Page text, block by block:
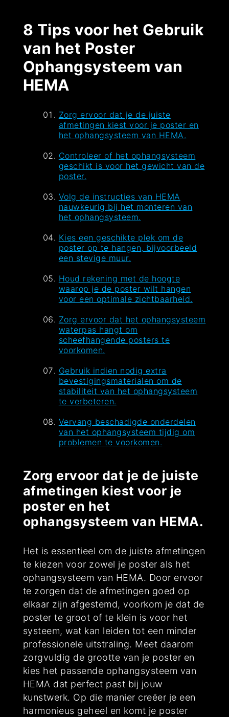
8 Tips voor het Gebruik
van het Poster
Ophangsysteem van
HEMA
Zorg ervoor dat je de juiste
afmetingen kiest voor je poster en
het ophangsysteem van HEMA.
Controleer of het ophangsysteem
geschikt is voor het gewicht van de
poster.
Volg de instructies van HEMA
nauwkeurig bij het monteren van
het ophangsysteem.
Kies een geschikte plek om de
poster op te hangen, bijvoorbeeld
een stevige muur.
Houd rekening met de hoogte
waarop je de poster wilt hangen
voor een optimale zichtbaarheid.
Zorg ervoor dat het ophangsysteem
waterpas hangt om
scheefhangende posters te
voorkomen.
Gebruik indien nodig extra
bevestigingsmaterialen om de
stabiliteit van het ophangsysteem
te verbeteren.
Vervang beschadigde onderdelen
van het ophangsysteem tijdig om
problemen te voorkomen.
Zorg ervoor dat je de juiste
afmetingen kiest voor je
poster en het
ophangsysteem van HEMA.
Het is essentieel om de juiste afmetingen
te kiezen voor zowel je poster als het
ophangsysteem van HEMA. Door ervoor
te zorgen dat de afmetingen goed op
elkaar zijn afgestemd, voorkom je dat de
poster te groot of te klein is voor het
systeem, wat kan leiden tot een minder
professionele uitstraling. Meet daarom
zorgvuldig de grootte van je poster en
kies het passende ophangsysteem van
HEMA dat perfect past bij jouw
kunstwerk. Op die manier creëer je een
harmonieus geheel en komt je poster